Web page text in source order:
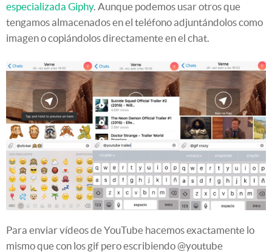
especializada Giphy. Aunque podemos usar otros que
tengamos almacenados en el teléfono adjuntándolos como
imagen o copiándolos directamente en el chat.
Para enviar vídeos de YouTube hacemos exactamente lo
mismo que con los gif pero escribiendo @youtube